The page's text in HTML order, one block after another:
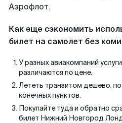
Аэрофлот.
Как еще сэкономить
билет на самолет без
У разных авиакомпаний
различаются по цене.
Лететь транзитом дешево,
конечных пунктов.
Покупайте туда и обратно
билет Нижний Новгород